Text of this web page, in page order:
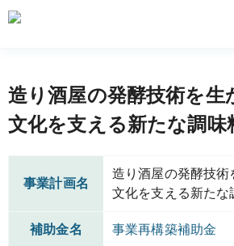
造り酒屋の発酵技術を生
文化を支える新たな調味
事業計画名
造り酒屋の発酵技術
文化を支える新たな
補助金名 事業再構築補助金